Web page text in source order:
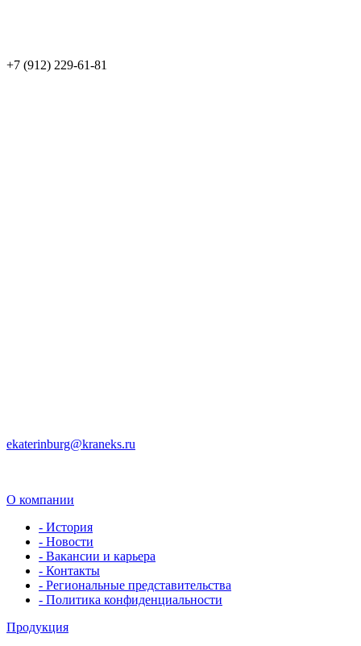
+7 (912) 229-61-81
ekaterinburg@kraneks.ru
О компании
- История
- Новости
- Вакансии и карьера
- Контакты
- Региональные представительства
- Политика конфиденциальности
Продукция